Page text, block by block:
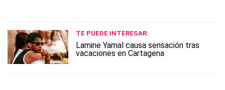
TE PUEDE INTERESAR:
Lamine Yamal causa sensación tras
vacaciones en Cartagena